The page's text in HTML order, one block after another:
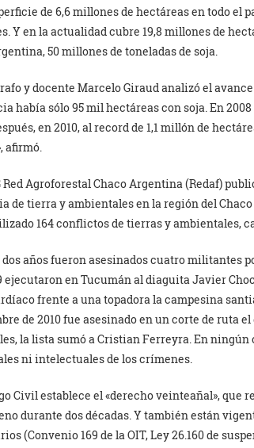
de 6,6 millones de hectáreas en todo el
Y en la actualidad cubre 19,8 millones de
50 millones de toneladas de soja.
y docente Marcelo Giraud analizó el
había sólo 95 mil hectáreas con soja. En
en 2010, al record de 1,1 millón de
afirmó.
Red Agroforestal Chaco Argentina (Redaf)
de tierra y ambientales en la región del
164 conflictos de tierras y ambientales,
dos años fueron asesinados cuatro militantes
ejecutaron en Tucumán al diaguita Javier
frente a una topadora la campesina
de 2010 fue asesinado en un corte de ruta el
la lista sumó a Cristian Ferreyra. En ningún
ni intelectuales de los crímenes.
Civil establece el «derecho veinteañal», que
durante dos décadas. Y también están
(Convenio 169 de la OIT, Ley 26.160 de